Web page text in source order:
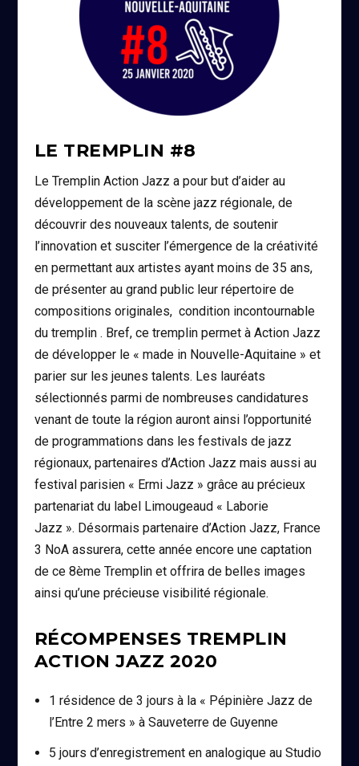
LE TREMPLIN #8
Le Tremplin Action Jazz a pour but d’aider au
développement de la scène jazz régionale, de
découvrir des nouveaux talents, de soutenir
l’innovation et susciter l’émergence de la créativité
en permettant aux artistes ayant moins de 35 ans,
de présenter au grand public leur répertoire de
compositions originales, condition incontournable
du tremplin . Bref, ce tremplin permet à Action Jazz
de développer le « made in Nouvelle-Aquitaine » et
parier sur les jeunes talents. Les lauréats
sélectionnés parmi de nombreuses candidatures
venant de toute la région auront ainsi l’opportunité
de programmations dans les festivals de jazz
régionaux, partenaires d’Action Jazz mais aussi au
festival parisien « Ermi Jazz » grâce au précieux
partenariat du label Limougeaud « Laborie
Jazz ». Désormais partenaire d’Action Jazz, France
3 NoA assurera, cette année encore une captation
de ce 8ème Tremplin et offrira de belles images
ainsi qu’une précieuse visibilité régionale.
RÉCOMPENSES TREMPLIN
ACTION JAZZ 2020
1 résidence de 3 jours à la « Pépinière Jazz de
l’Entre 2 mers » à Sauveterre de Guyenne
5 jours d’enregistrement en analogique au Studio